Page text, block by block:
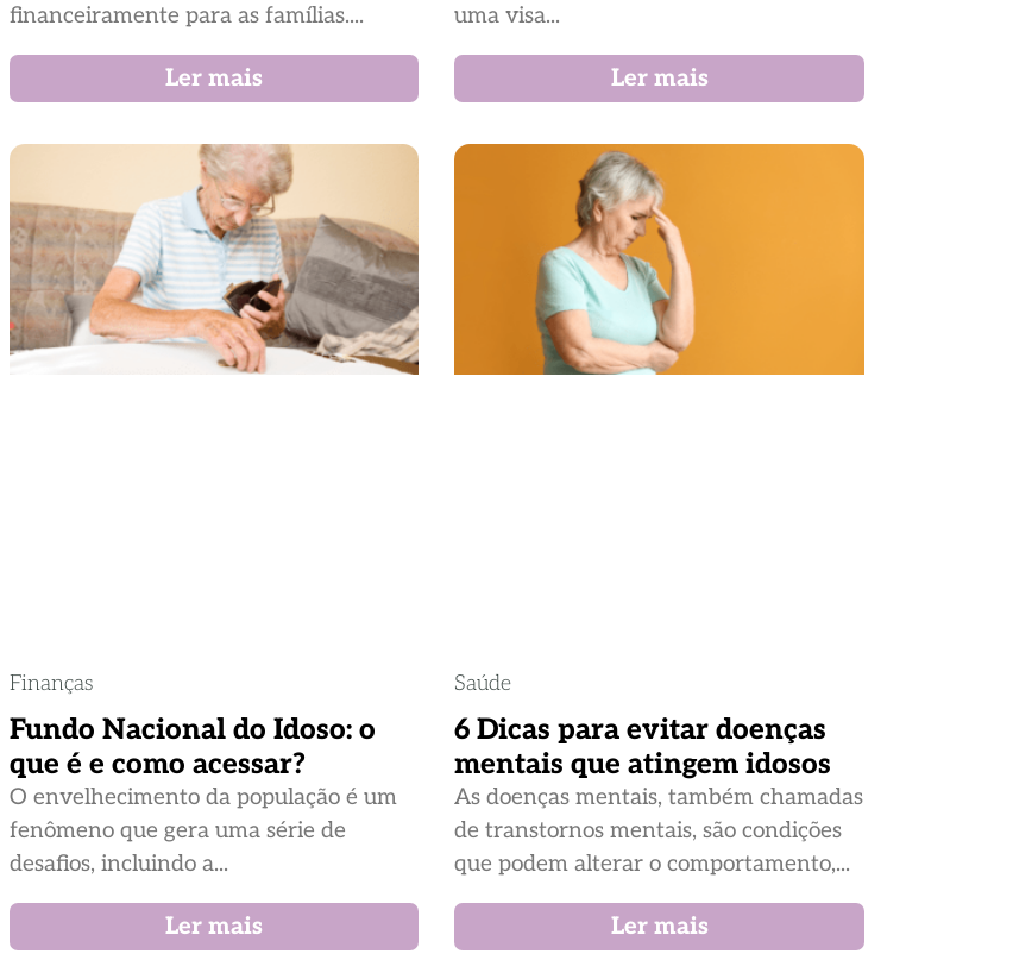
financeiramente para as famílias....
Ler mais
uma visa...
Ler mais
Finanças
Fundo Nacional do Idoso: o
que é e como acessar?
O envelhecimento da população é um
fenômeno que gera uma série de
desafios, incluindo a...
Ler mais
Saúde
6 Dicas para evitar doenças
mentais que atingem idosos
As doenças mentais, também chamadas
de transtornos mentais, são condições
que podem alterar o comportamento,...
Ler mais